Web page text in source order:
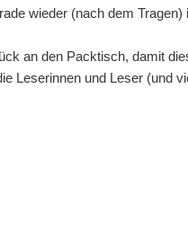
wieder (nach dem
an den Packtisch, damit
Leserinnen und Leser (und